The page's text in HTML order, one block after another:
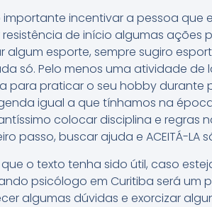
importante incentivar a pessoa
de início algumas ações
algum esporte, sempre sugiro
só. Pelo menos uma atividade de
para praticar o seu hobby durante
igual a que tínhamos na
colocar disciplina e regras
passo, buscar ajuda e ACEITÁ-LA
que o texto tenha sido útil, caso
psicólogo em Curitiba será um
algumas dúvidas e exorcizar